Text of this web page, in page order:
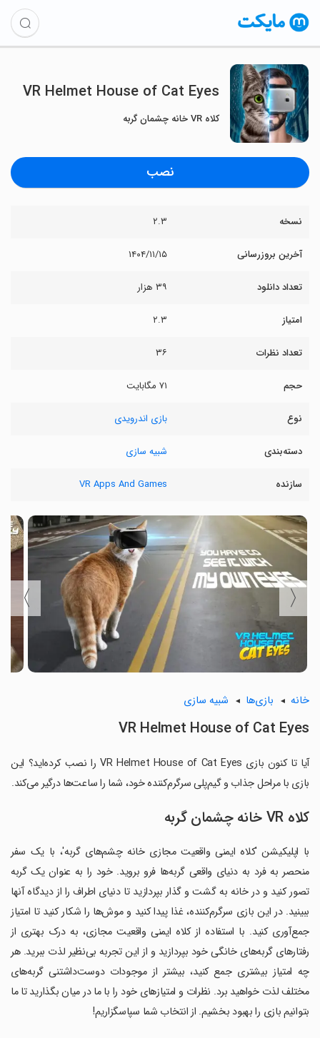
VR Helmet House of Cat Eyes
کلاه VR خانه چشمان گربه
نصب
نسخه ۲.۳
آخرین بروزرسانی ۱۴۰۴/۱۱/۱۵
تعداد دانلود ۳۹ هزار
امتیاز ۲.۳
تعداد نظرات ۳۶
حجم ۷۱ مگابایت
نوع بازی اندرویدی
دسته‌بندی شبیه سازی
سازنده VR Apps And Games
〈
〉
خانه بازی‌ها شبیه سازی
VR Helmet House of Cat Eyes
آیا تا کنون بازی VR Helmet House of Cat Eyes را نصب کرده‌اید؟ این
بازی با مراحل جذاب و گیم‌پلی سرگرم‌کننده خود، شما را ساعت‌ها درگیر می‌کند.
کلاه VR خانه چشمان گربه
با اپلیکیشن 'کلاه ایمنی واقعیت مجازی خانه چشم‌های گربه'، با یک سفر
منحصر به فرد به دنیای واقعی گربه‌ها فرو بروید. خود را به عنوان یک گربه
تصور کنید و در خانه به گشت و گذار بپردازید تا دنیای اطراف را از دیدگاه آنها
ببینید. در این بازی سرگرم‌کننده، غذا پیدا کنید و موش‌ها را شکار کنید تا امتیاز
جمع‌آوری کنید. با استفاده از کلاه ایمنی واقعیت مجازی، به درک بهتری از
رفتارهای گربه‌های خانگی خود بپردازید و از این تجربه بی‌نظیر لذت ببرید. هر
چه امتیاز بیشتری جمع کنید، بیشتر از موجودات دوست‌داشتنی گربه‌های
مختلف لذت خواهید برد. نظرات و امتیازهای خود را با ما در میان بگذارید تا ما
بتوانیم بازی را بهبود بخشیم. از انتخاب شما سپاسگزاریم!